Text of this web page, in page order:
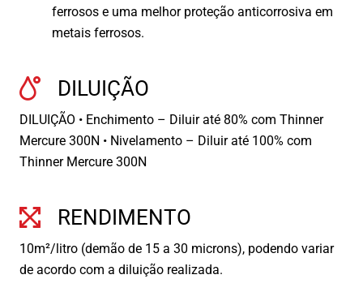
ferrosos e uma melhor proteção anticorrosiva em
metais ferrosos.
DILUIÇÃO
DILUIÇÃO • Enchimento – Diluir até 80% com Thinner
Mercure 300N • Nivelamento – Diluir até 100% com
Thinner Mercure 300N
RENDIMENTO
10m²/litro (demão de 15 a 30 microns), podendo variar
de acordo com a diluição realizada.